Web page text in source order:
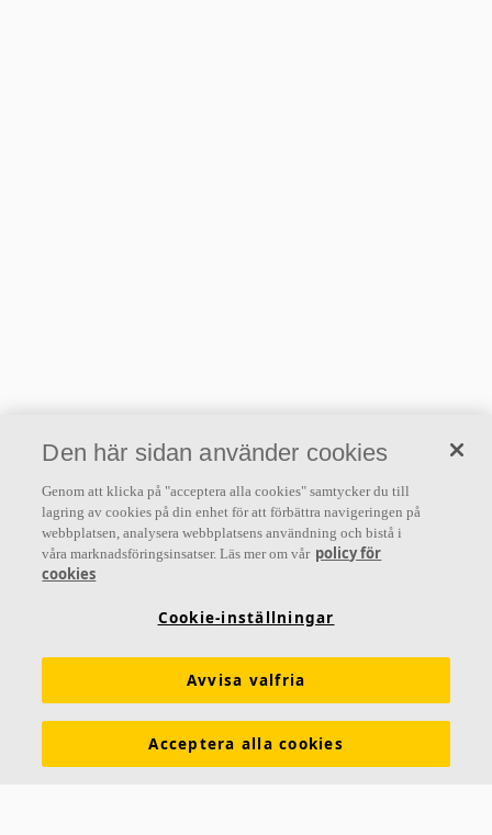
Den här sidan använder cookies
Genom att klicka på "acceptera alla cookies" samtycker du till
lagring av cookies på din enhet för att förbättra navigeringen på
webbplatsen, analysera webbplatsens användning och bistå i
våra marknadsföringsinsatser. Läs mer om vår policy för
cookies
Cookie-inställningar
Avvisa valfria
Acceptera alla cookies